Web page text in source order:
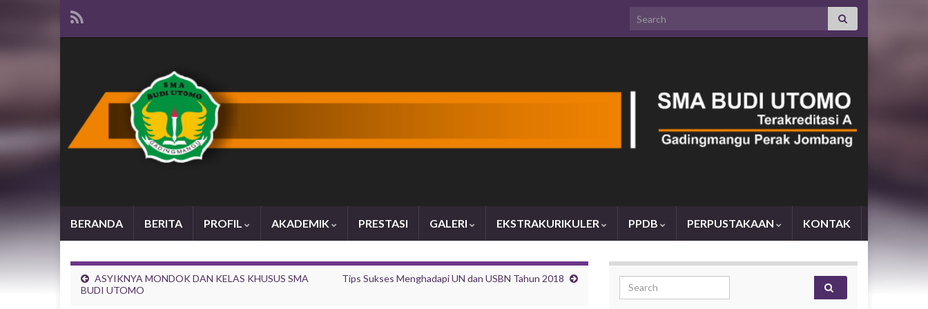
Search for:
BERANDA BERITA PROFIL AKADEMIK PRESTASI GALERI EKSTRAKURIKULER PPDB PERPUSTAKAAN KONTAK
ASYIKNYA MONDOK DAN KELAS KHUSUS SMA
BUDI UTOMO
Tips Sukses Menghadapi UN dan USBN Tahun 2018 Search for: